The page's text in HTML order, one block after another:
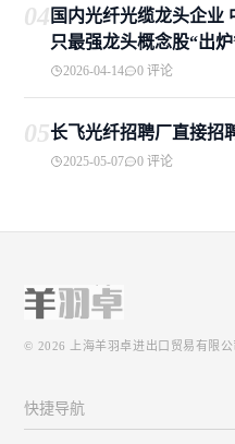
04 国内光纤光缆龙头企业
只最强龙头概念股“出炉
2026-04-14 0 评论
05长飞光纤招聘厂直接招
2025-05-07 0 评论
© 2026 上海羊羽卓进出口贸易有限公
快捷导航